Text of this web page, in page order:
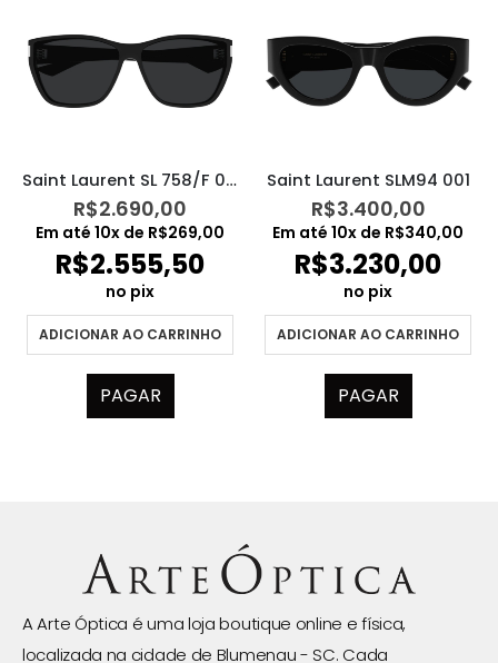
Saint Laurent SL 758/F 001
R$2.690,00
Em até 10x de R$269,00
R$2.555,50
no pix
ADICIONAR AO CARRINHO
PAGAR
Saint Laurent SLM94 001
R$3.400,00
Em até 10x de R$340,00
R$3.230,00
no pix
ADICIONAR AO CARRINHO
PAGAR
A Arte Óptica é uma loja boutique online e física,
localizada na cidade de Blumenau - SC. Cada